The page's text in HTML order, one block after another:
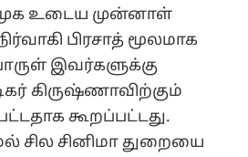
உடைய முன்னாள்
நிர்வாகி பிரசாத் மூலமாக
இவர்களுக்கு
கிருஷ்ணாவிற்கும்
கூறப்பட்டது.
சில சினிமா துறையை